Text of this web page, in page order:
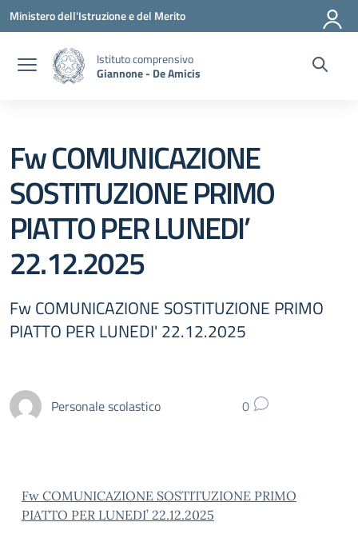
Vai ai contenuti
Vai al menu di navigazione
Vai al footer
Ministero dell'Istruzione e del Merito
Istituto comprensivo
Giannone - De Amicis
Fw COMUNICAZIONE
SOSTITUZIONE PRIMO
PIATTO PER LUNEDI’
22.12.2025
Fw COMUNICAZIONE SOSTITUZIONE PRIMO
PIATTO PER LUNEDI' 22.12.2025
Personale scolastico 0
Fw COMUNICAZIONE SOSTITUZIONE PRIMO
PIATTO PER LUNEDI’ 22.12.2025